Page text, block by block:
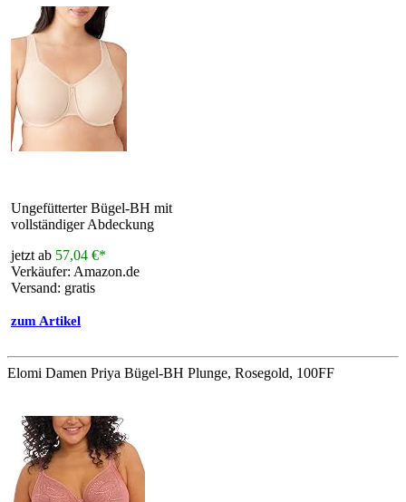
Ungefütterter Bügel-BH mit
vollständiger Abdeckung
jetzt ab 57,04 €*
Verkäufer: Amazon.de
Versand: gratis
zum Artikel
Elomi Damen Priya Bügel-BH Plunge, Rosegold, 100FF